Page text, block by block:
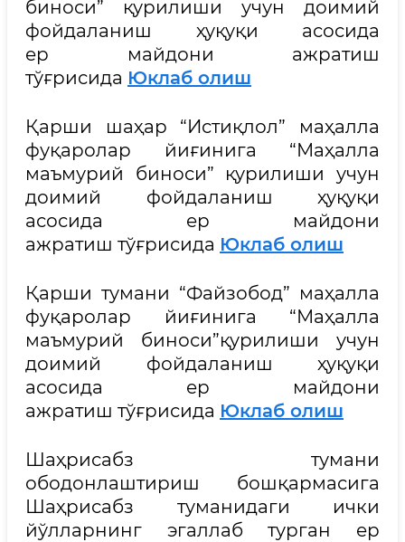
биноси” қурилиши учун доимий
фойдаланиш ҳуқуқи асосида
ер майдони ажратиш
тўғрисида Юклаб олиш
Қарши шаҳар “Истиқлол” маҳалла
фуқаролар йиғинига “Маҳалла
маъмурий биноси” қурилиши учун
доимий фойдаланиш ҳуқуқи
асосида ер майдони
ажратиш тўғрисида Юклаб олиш
Қарши тумани “Файзобод” маҳалла
фуқаролар йиғинига “Маҳалла
маъмурий биноси”қурилиши учун
доимий фойдаланиш ҳуқуқи
асосида ер майдони
ажратиш тўғрисида Юклаб олиш
Шаҳрисабз тумани
ободонлаштириш бошқармасига
Шаҳрисабз туманидаги ички
йўлларнинг эгаллаб турган ер